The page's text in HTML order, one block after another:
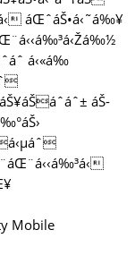
áŒˆáŠ•á‹˜á‰¥
á‹«á‰
áŠ­
Mobile